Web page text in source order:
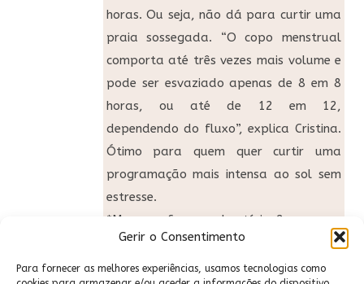
Gerir o Consentimento
Para fornecer as melhores experiências, usamos tecnologias como
horas. Ou seja, não dá para curtir uma
praia sossegada. “O copo menstrual
comporta até três vezes mais volume e
pode ser esvaziado apenas de 8 em 8
horas, ou até de 12 em 12,
dependendo do fluxo”, explica Cristina.
Ótimo para quem quer curtir uma
programação mais intensa ao sol sem
estresse.
*Mas e os fungos e bactérias?
O calor realmente propicia a
proliferação de fungos e bactérias. E